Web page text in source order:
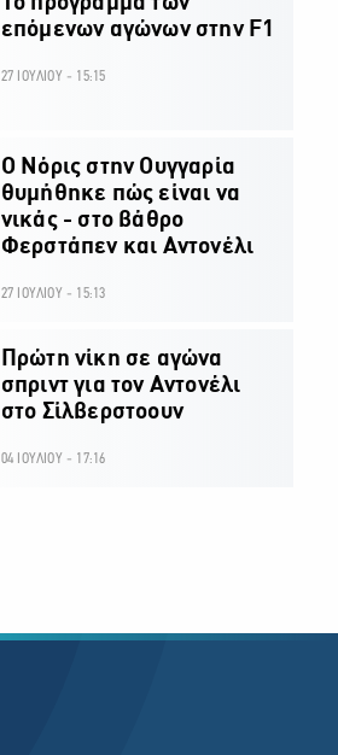
επόμενων αγώνων στην F1
27 ΙΟΥΛΙΟΥ - 15:15
O Νόρις στην Ουγγαρία
θυμήθηκε πώς είναι να
νικάς - στο βάθρο
Φερστάπεν και Αντονέλι
27 ΙΟΥΛΙΟΥ - 15:13
Πρώτη νίκη σε αγώνα
σπριντ για τον Αντονέλι
στο Σίλβερστοουν
04 ΙΟΥΛΙΟΥ - 17:16